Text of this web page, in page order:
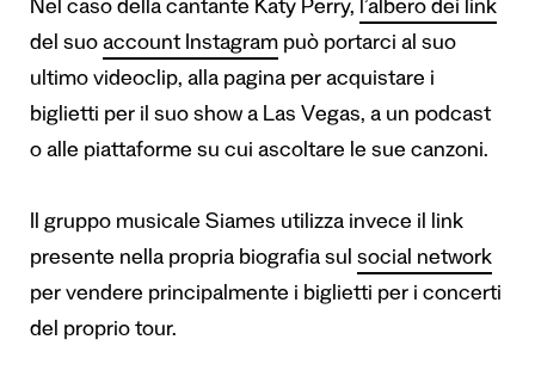
Nel caso della cantante Katy Perry, l’albero dei link
del suo account Instagram può portarci al suo
ultimo videoclip, alla pagina per acquistare i
biglietti per il suo show a Las Vegas, a un podcast
o alle piattaforme su cui ascoltare le sue canzoni.
Il gruppo musicale Siames utilizza invece il link
presente nella propria biografia sul social network
per vendere principalmente i biglietti per i concerti
del proprio tour.